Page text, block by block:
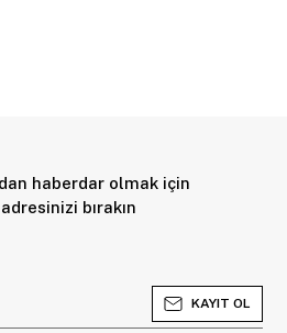
haberdar olmak için
bırakın
KAYIT OL